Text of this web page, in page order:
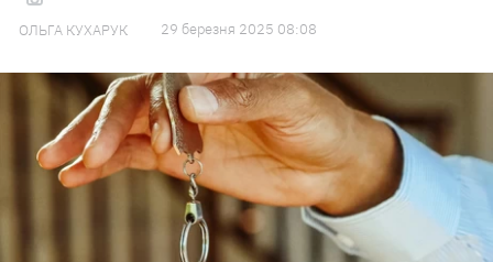
ОЛЬГА КУХАРУК 29 березня 2025 08:08